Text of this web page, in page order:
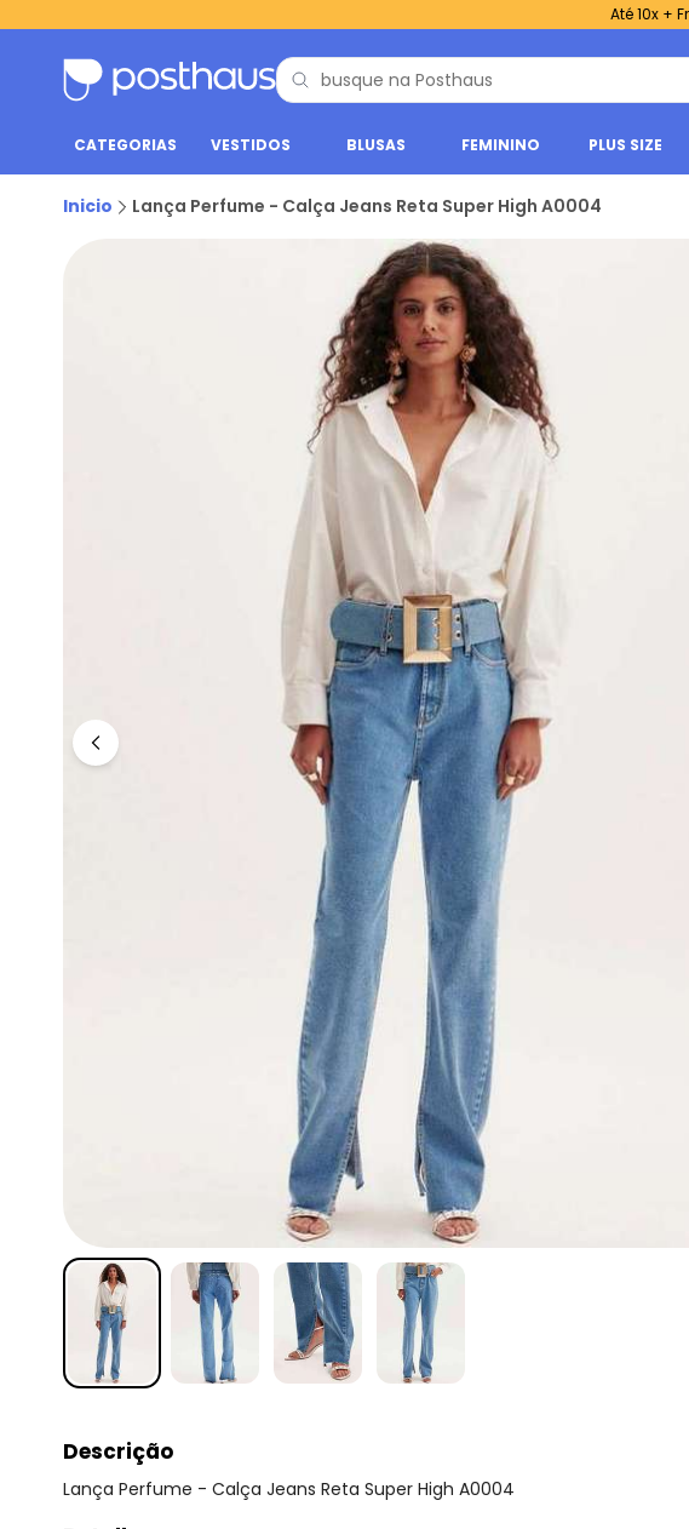
Até 10x +
CATEGORIAS VESTIDOS BLUSAS FEMININO PLUS SIZE
Inicio Lança Perfume - Calça Jeans Reta Super High A0004
Descrição
Lança Perfume - Calça Jeans Reta Super High A0004